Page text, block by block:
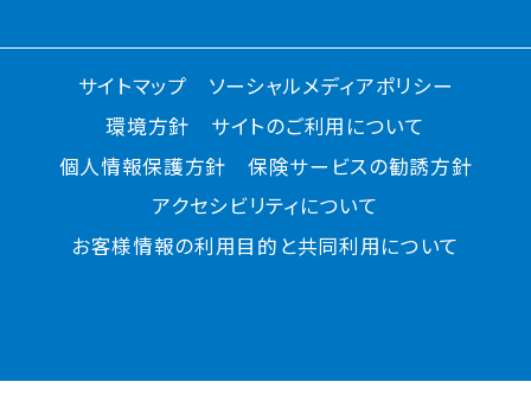
［定休日］
水曜日
〒700-0907 岡山市北区下石井2丁目2番5号
ニッセイ岡山スクエアビル7階